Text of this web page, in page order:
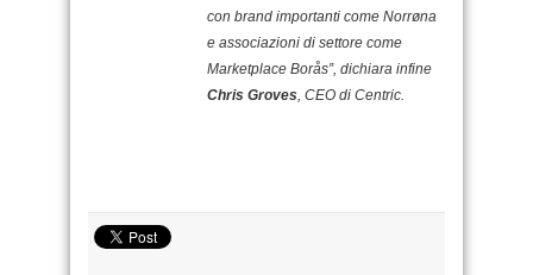
con brand importanti come Norrøna
e associazioni di settore come
Marketplace Borås”, dichiara infine
Chris Groves , CEO di Centric.